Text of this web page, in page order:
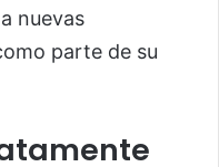
nuevas
parte de su